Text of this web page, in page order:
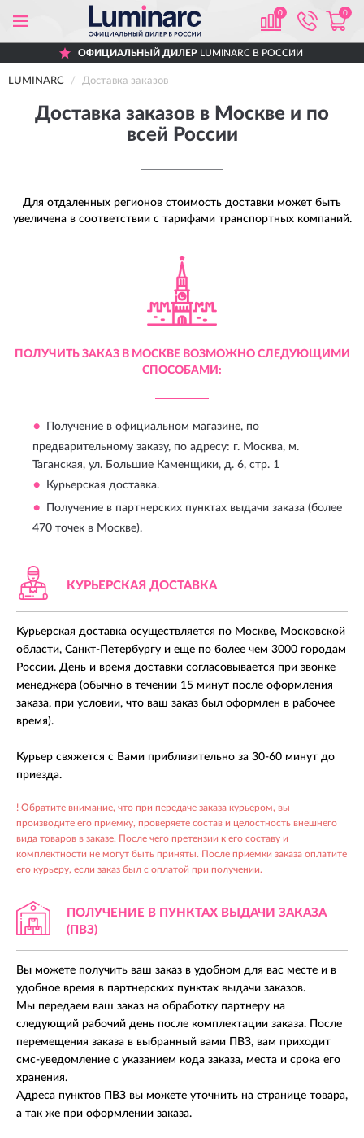
0 0
ОФИЦИАЛЬНЫЙ ДИЛЕР LUMINARC В РОССИИ
LUMINARC Доставка заказов
Доставка заказов в Москве и по
всей России
Для отдаленных регионов стоимость доставки может быть
увеличена в соответствии с тарифами транспортных компаний.
ПОЛУЧИТЬ ЗАКАЗ В МОСКВЕ ВОЗМОЖНО СЛЕДУЮЩИМИ
СПОСОБАМИ:
Получение в официальном магазине, по
предварительному заказу, по адресу: г. Москва, м.
Таганская, ул. Большие Каменщики, д. 6, стр. 1
Курьерская доставка.
Получение в партнерских пунктах выдачи заказа (более
470 точек в Москве).
КУРЬЕРСКАЯ ДОСТАВКА
Курьерская доставка осуществляется по Москве, Московской
области, Санкт-Петербургу и еще по более чем 3000 городам
России. День и время доставки согласовывается при звонке
менеджера (обычно в течении 15 минут после оформления
заказа, при условии, что ваш заказ был оформлен в рабочее
время).
Курьер свяжется с Вами приблизительно за 30-60 минут до
приезда.
! Обратите внимание, что при передаче заказа курьером, вы
производите его приемку, проверяете состав и целостность внешнего
вида товаров в заказе. После чего претензии к его составу и
комплектности не могут быть приняты. После приемки заказа оплатите
его курьеру, если заказ был с оплатой при получении.
ПОЛУЧЕНИЕ В ПУНКТАХ ВЫДАЧИ ЗАКАЗА
(ПВЗ)
Вы можете получить ваш заказ в удобном для вас месте и в
удобное время в партнерских пунктах выдачи заказов.
Мы передаем ваш заказ на обработку партнеру на
следующий рабочий день после комплектации заказа. После
перемещения заказа в выбранный вами ПВЗ, вам приходит
смс-уведомление с указанием кода заказа, места и срока его
хранения.
Адреса пунктов ПВЗ вы можете уточнить на странице товара,
а так же при оформлении заказа.